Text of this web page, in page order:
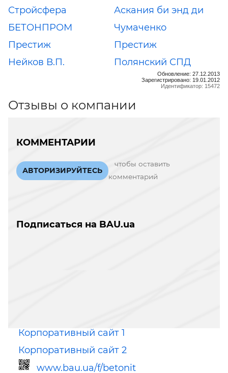
Стройсфера
Аскания би энд ди
БЕТОНПРОМ
Чумаченко
Престиж
Престиж
Нейков В.П.
Полянский СПД
Обновление: 27.12.2013
Зарегистрировано: 19.01.2012
Идентификатор: 15472
Отзывы о компании
КОММЕНТАРИИ
АВТОРИЗИРУЙТЕСЬ
чтобы оставить
комментарий
Подписаться на BAU.ua
Корпоративный сайт 1
Корпоративный сайт 2
www.bau.ua/f/betonit